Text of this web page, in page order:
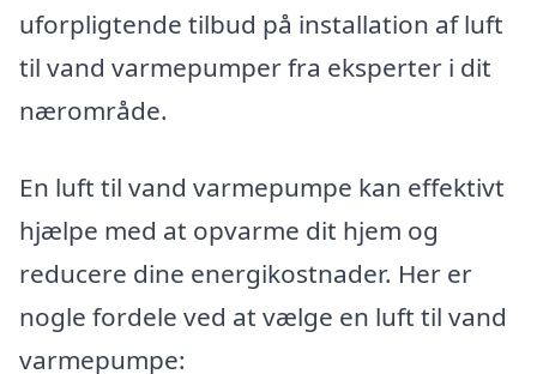
uforpligtende tilbud på installation af luft
til vand varmepumper fra eksperter i dit
nærområde.
En luft til vand varmepumpe kan effektivt
hjælpe med at opvarme dit hjem og
reducere dine energikostnader. Her er
nogle fordele ved at vælge en luft til vand
varmepumpe: